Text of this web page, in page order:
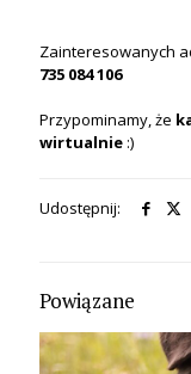
Zainteresowanych
735 084 106
Przypominamy, że
wirtualnie :)
Udostępnij:
Powiązane